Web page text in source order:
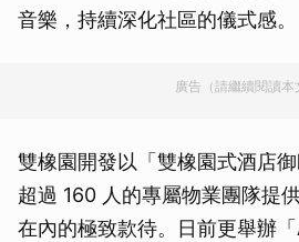
音樂，持續深化社區的儀式感。
廣告（請繼續閱讀本
雙橡園開發以「雙橡園式酒店
超過 160 人的專屬物業團隊提
在內的極致款待。日前更舉辦